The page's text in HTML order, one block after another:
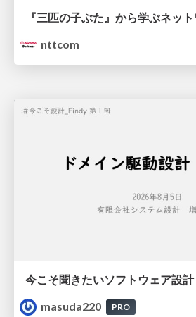
nttcom
masuda220
PRO